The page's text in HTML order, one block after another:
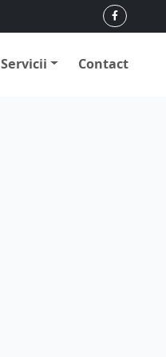
Servicii Contact